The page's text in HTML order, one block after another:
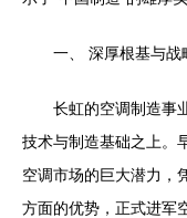
一、 深厚根基与战
长虹的空调制造事
技术与制造基础之上。
空调市场的巨大潜力，
方面的优势，正式进军